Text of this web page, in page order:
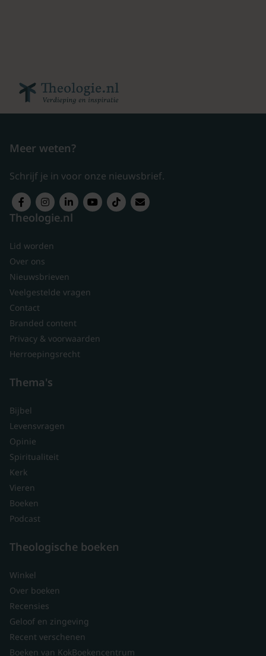
Meer weten?
Schrijf je in voor onze nieuwsbrief.
Theologie.nl
Lid worden
Over ons
Nieuwsbrieven
Veelgestelde vragen
Contact
Branded content
Privacy & voorwaarden
Herroepingsrecht
Thema's
Bijbel
Levensvragen
Opinie
Spiritualiteit
Kerk
Vieren
Boeken
Podcast
Theologische boeken
Winkel
Over boeken
Recensies
Geloof en zingeving
Recent verschenen
Boeken van KokBoekencentrum